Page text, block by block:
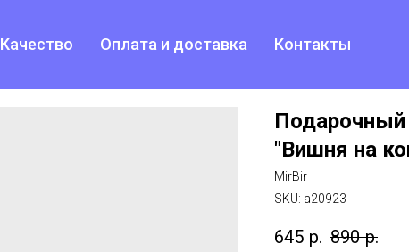
Качество Оплата и доставка Контакты
Подарочный
"Вишня на
MirBir
SKU: a20923
645 р. 890 р.